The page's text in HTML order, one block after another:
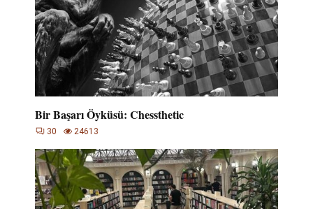
Bir Başarı Öyküsü: Chessthetic
30 24613